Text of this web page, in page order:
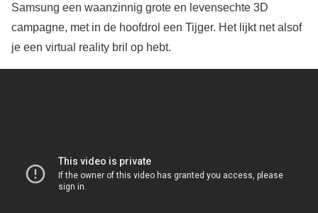
Samsung een waanzinnig grote en levensechte 3D
campagne, met in de hoofdrol een Tijger. Het lijkt net alsof
je een virtual reality bril op hebt.